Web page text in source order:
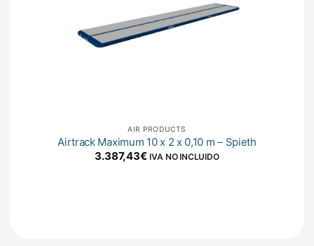
AIR PRODUCTS
Airtrack Maximum 10 x 2 x 0,10 m – Spieth
3.387,43€ IVA NO INCLUIDO